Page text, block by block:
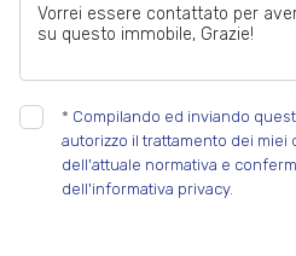
* Compilando ed inviando
autorizzo il trattamento dei miei
dell'attuale normativa e
dell'informativa privacy.